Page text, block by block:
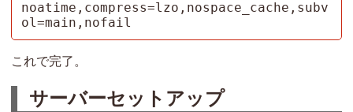
noatime,compress=lzo,nospace_cache,subv
ol=main,nofail
これで完了。
サーバーセットアップ